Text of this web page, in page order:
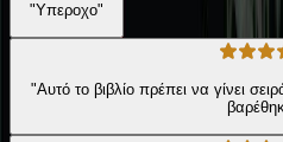
"Υπεροχο"
"Αυτό το βιβλίο πρέπει να γίνει